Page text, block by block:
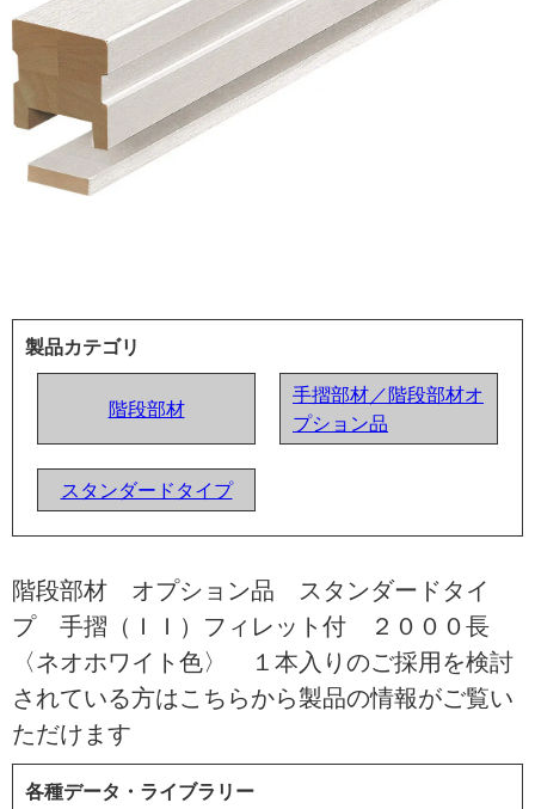
製品カテゴリ
階段部材
手摺部材／階段部材オ
プション品
スタンダードタイプ
階段部材 オプション品 スタンダードタイ
プ 手摺（ＩＩ）フィレット付 ２０００長
〈ネオホワイト色〉 １本入りのご採用を検討
されている方はこちらから製品の情報がご覧い
ただけます
各種データ・ライブラリー